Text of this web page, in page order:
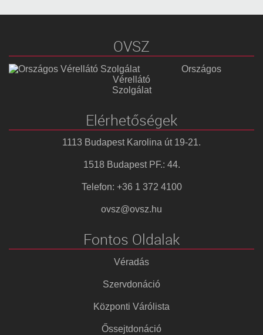
OVSZ
Országos
Vérellátó
Szolgálat
Elérhetőségek
1113 Budapest Karolina út 19-21.
1518 Budapest PF.: 44.
Telefon: +36 1 372 4100
ovsz@ovsz.hu
Fontos Oldalak
Véradás
Szervdonáció
Központi Várólista
Őssejtdonáció